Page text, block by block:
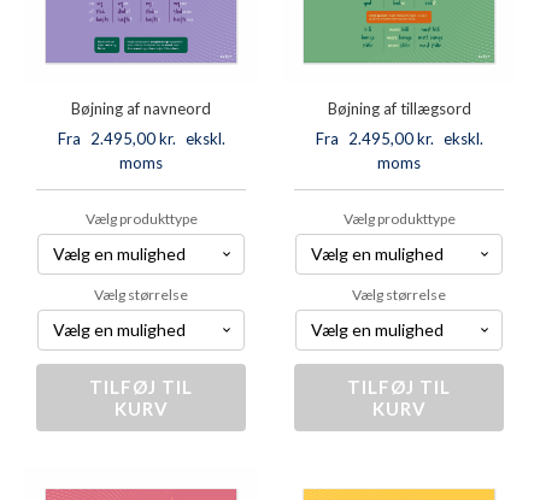
Bøjning af navneord
Fra
2.495,00kr. ekskl.
moms
Vælg produkttype
Vælg størrelse
Bøjning
af
navneord
TILFØJ TIL
KURV
Bøjning af tillægsord
Fra
2.495,00kr. ekskl.
moms
Vælg produkttype
Vælg størrelse
Bøjning
af
tillægsord
TILFØJ TIL
KURV